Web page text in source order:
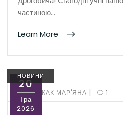
частиною…
Learn More
20
Тра
2026
НОВИНИ
BY:РОЖАК МАР'ЯНА | 1